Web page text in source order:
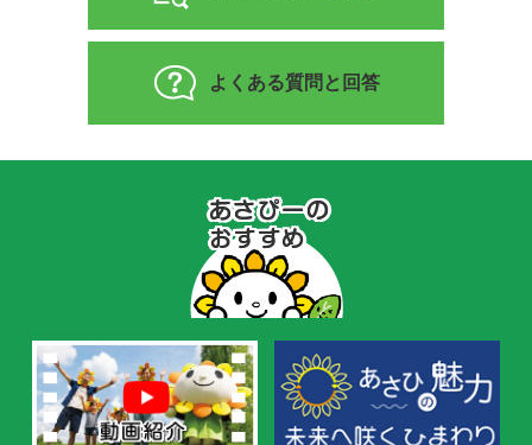
よくある質問と回答
の
お
す
め